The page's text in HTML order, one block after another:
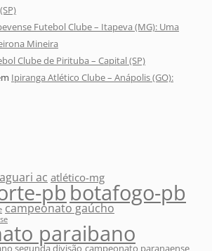
Futebol Clube – Itapeva (MG): Uma
Mineira
Clube de Pirituba – Capital (SP)
Ipiranga Atlético Clube – Anápolis (GO):
ac atlético-mg
pbbotafogo-pb
campeonato gaúcho
paraibano
segunda divisão campeonato paranaense